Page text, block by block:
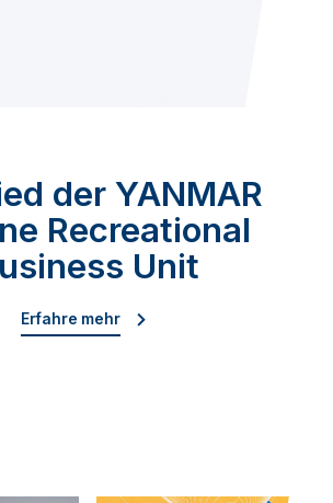
der YANMAR
Recreational
Unit
Erfahre mehr